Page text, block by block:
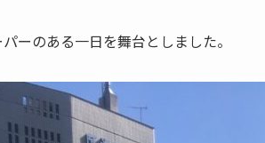
ーのある一日を舞台としました。